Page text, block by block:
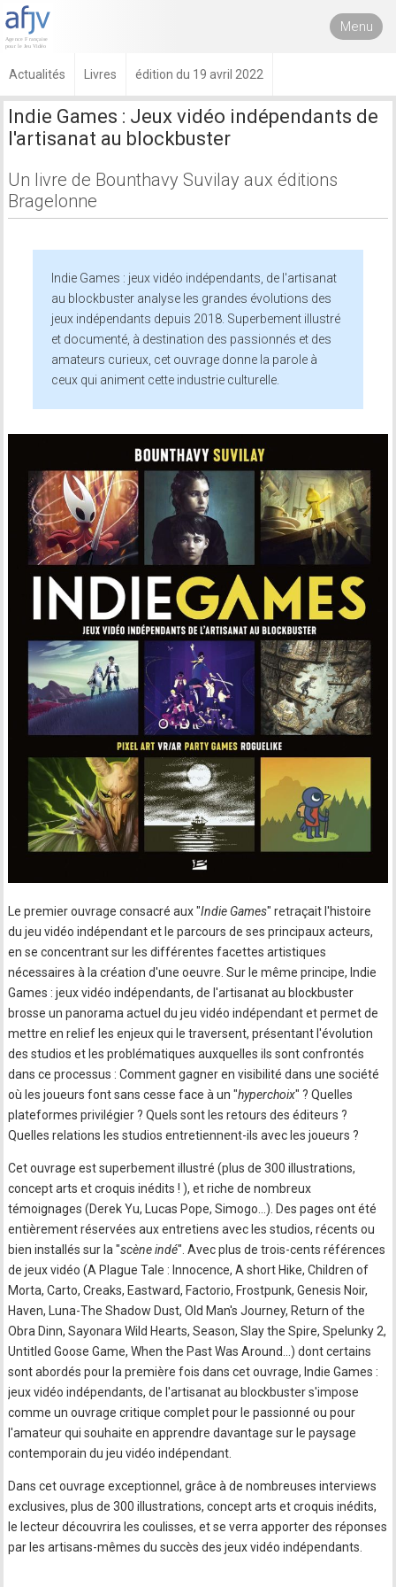
Menu
Actualités Livres édition du 19 avril 2022
Indie Games : Jeux vidéo indépendants de
l'artisanat au blockbuster
Un livre de Bounthavy Suvilay aux éditions
Bragelonne
Indie Games : jeux vidéo indépendants, de l'artisanat
au blockbuster analyse les grandes évolutions des
jeux indépendants depuis 2018. Superbement illustré
et documenté, à destination des passionnés et des
amateurs curieux, cet ouvrage donne la parole à
ceux qui animent cette industrie culturelle.
Le premier ouvrage consacré aux "Indie Games" retraçait l'histoire
du jeu vidéo indépendant et le parcours de ses principaux acteurs,
en se concentrant sur les différentes facettes artistiques
nécessaires à la création d'une oeuvre. Sur le même principe, Indie
Games : jeux vidéo indépendants, de l'artisanat au blockbuster
brosse un panorama actuel du jeu vidéo indépendant et permet de
mettre en relief les enjeux qui le traversent, présentant l'évolution
des studios et les problématiques auxquelles ils sont confrontés
dans ce processus : Comment gagner en visibilité dans une société
où les joueurs font sans cesse face à un "hyperchoix" ? Quelles
plateformes privilégier ? Quels sont les retours des éditeurs ?
Quelles relations les studios entretiennent-ils avec les joueurs ?
Cet ouvrage est superbement illustré (plus de 300 illustrations,
concept arts et croquis inédits ! ), et riche de nombreux
témoignages (Derek Yu, Lucas Pope, Simogo...). Des pages ont été
entièrement réservées aux entretiens avec les studios, récents ou
bien installés sur la "scène indé". Avec plus de trois-cents références
de jeux vidéo (A Plague Tale : Innocence, A short Hike, Children of
Morta, Carto, Creaks, Eastward, Factorio, Frostpunk, Genesis Noir,
Haven, Luna-The Shadow Dust, Old Man's Journey, Return of the
Obra Dinn, Sayonara Wild Hearts, Season, Slay the Spire, Spelunky 2,
Untitled Goose Game, When the Past Was Around...) dont certains
sont abordés pour la première fois dans cet ouvrage, Indie Games :
jeux vidéo indépendants, de l'artisanat au blockbuster s'impose
comme un ouvrage critique complet pour le passionné ou pour
l'amateur qui souhaite en apprendre davantage sur le paysage
contemporain du jeu vidéo indépendant.
Dans cet ouvrage exceptionnel, grâce à de nombreuses interviews
exclusives, plus de 300 illustrations, concept arts et croquis inédits,
le lecteur découvrira les coulisses, et se verra apporter des réponses
par les artisans-mêmes du succès des jeux vidéo indépendants.